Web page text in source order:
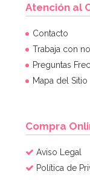
Nordic Ware
Atención al
Contacto
Trabaja con
Preguntas
Mapa del Sitio
Compra
Aviso Legal
Política de